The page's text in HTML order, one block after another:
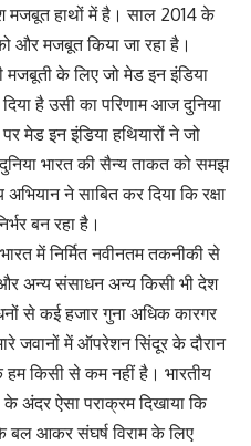
मजबूत हाथों में है। साल 2014 के
और मजबूत किया जा रहा है।
मजबूती के लिए जो मेड इन इंडिया
है उसी का परिणाम आज दुनिया
मेड इन इंडिया हथियारों ने जो
भारत की सैन्य ताकत को समझ
ने साबित कर दिया कि रक्षा
बन रहा है।
में निर्मित नवीनतम तकनीकी से
अन्य संसाधन अन्य किसी भी देश
से कई हजार गुना अधिक कारगर
जवानों में ऑपरेशन सिंदूर के दौरान
हम किसी से कम नहीं है। भारतीय
के अंदर ऐसा पराक्रम दिखाया कि
बल आकर संघर्ष विराम के लिए